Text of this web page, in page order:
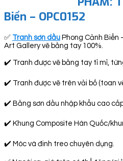
Biển – OPC0152
✅ Tranh sơn dầu Phong Cảnh Biển
Art Gallery vẽ bằng tay 100%.
✔️ Tranh được vẽ bằng tay tỉ mỉ,
✔️ Tranh được vẽ trên vải bố (toan
✔️ Bằng sơn dầu nhập khẩu cao
✔️ Khung Composite Hàn Quốc/
✔️ Móc và đinh treo chuyên dụng.